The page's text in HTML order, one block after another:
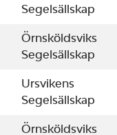
Segelsällskap
Örnsköldsviks
Segelsällskap
Ursvikens
Segelsällskap
Örnsköldsviks